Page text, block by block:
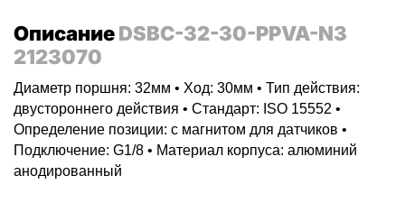
ОписаниеDSBC-32-30-PPVA-N3
2123070
Диаметр поршня: 32мм • Ход: 30мм • Тип действия:
двустороннего действия • Стандарт: ISO 15552 •
Определение позиции: с магнитом для датчиков •
Подключение: G1/8 • Материал корпуса: алюминий
анодированный